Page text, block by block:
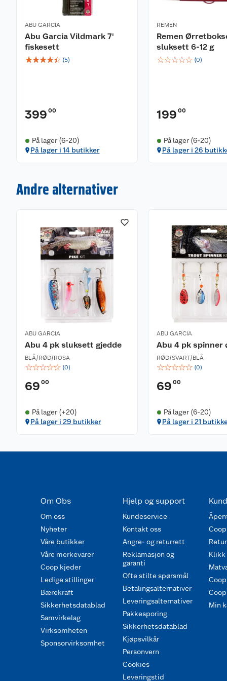
ABU GARCIA
Abu Garcia Vildmark 7'
fiskesett
☆☆☆☆☆ (5)
399 00
På lager (6-20)
På lager i 14 butikker
REMEN
Remen
sluksett 6-12 g
☆☆☆☆☆ (0)
199 00
På lager (6-20)
På lager i 26
Andre alternativer
ABU GARCIA
Abu 4 pk sluksett gjedde
BLÅ/RØD/ROSA
☆☆☆☆☆ (0)
69 00
På lager (+20)
På lager i 29 butikker
ABU GARCIA
Abu 4 pk spinner
RØD/SVART/BLÅ
☆☆☆☆☆ (0)
69 00
På lager (6-20)
På lager i 21
Om Obs
Om oss
Nyheter
Våre butikker
Våre merkevarer
Coop kjeder
Ledige stillinger
Bærekraft
Sikkerhetsdatablad
Samvirkelag
Virksomheten
Sponsorvirksomhet
Hjelp og support
Kundeservice
Kontakt oss
Angre- og returrett
Reklamasjon og
garanti
Ofte stilte spørsmål
Betalingsalternativer
Leveringsalternativer
Pakkesporing
Sikkerhetsdatablad
Kjøpsvilkår
Personvern
Cookies
Leveringstid
Klikk
Min